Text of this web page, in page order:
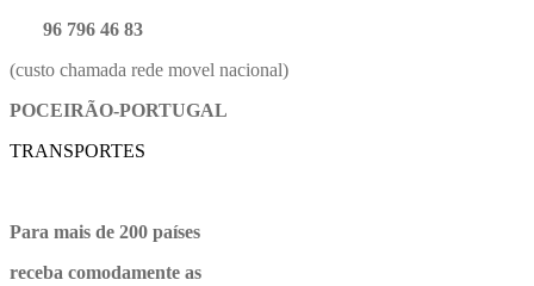
96 796 46 83
(custo chamada rede movel nacional)
POCEIRÃO-PORTUGAL
TRANSPORTES
Para mais de 200 países
receba comodamente as